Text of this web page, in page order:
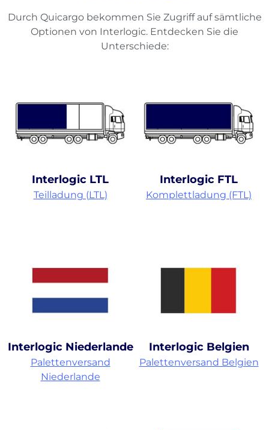
Durch Quicargo bekommen Sie Zugriff auf sämtliche
Optionen von Interlogic. Entdecken Sie die
Unterschiede:
Interlogic LTL
Teilladung (LTL)
Interlogic FTL
Komplettladung (FTL)
Interlogic Niederlande
Palettenversand
Niederlande
Interlogic Belgien
Palettenversand Belgien